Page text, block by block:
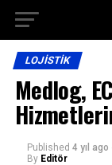
LOJISTIK
Medlog,
Published 4 yıl ago
By Editör